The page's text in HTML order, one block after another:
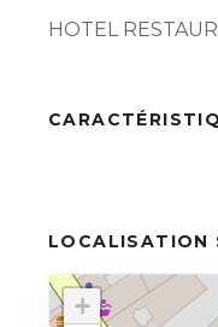
HOTEL
LOCALISATION
+